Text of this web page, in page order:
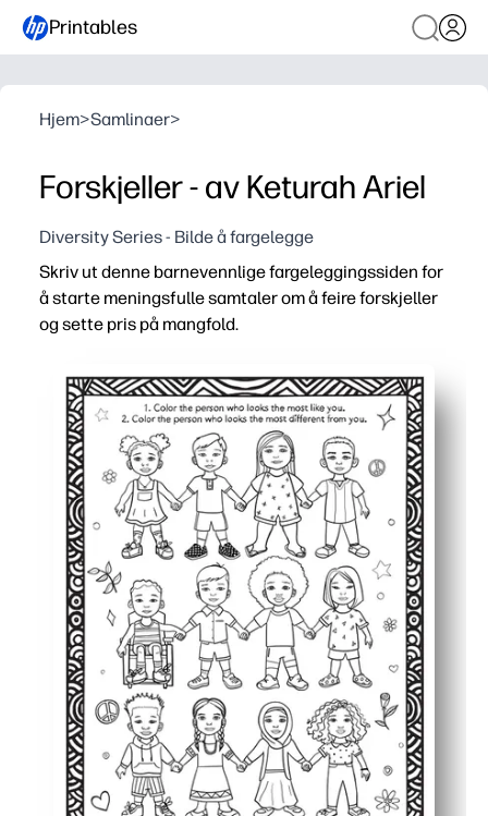
Printables
Hjem>Samlinaer>
Forskjeller - av Keturah Ariel
Diversity Series - Bilde å fargelegge
Skriv ut denne barnevennlige fargeleggingssiden for
å starte meningsfulle samtaler om å feire forskjeller
og sette pris på mangfold.
Oppsett uten forberedelse - bare skriv ut og legg til
Praktisk engasjement - fargelegging holder små
Allsidig bruk - perfekt for klassediskusjoner,
Delbar effekt - ferdige sider lyser opp veggene og